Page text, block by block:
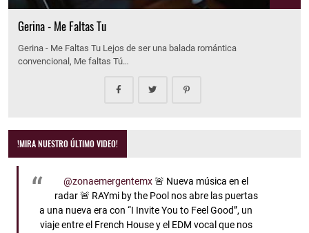
Gerina - Me Faltas Tu
Gerina - Me Faltas Tu Lejos de ser una balada romántica
convencional, Me faltas Tú…
!MIRA NUESTRO ÚLTIMO VIDEO!
@zonaemergentemx🚨 Nueva música en el
radar 🚨 RAYmi by the Pool nos abre las puertas
a una nueva era con “I Invite You to Feel Good”, un
viaje entre el French House y el EDM vocal que nos